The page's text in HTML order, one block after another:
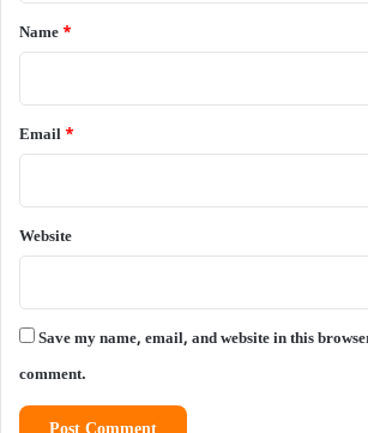
*
Name *
Email *
Website
Save my name, email, and website in this
comment.